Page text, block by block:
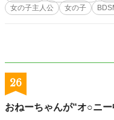
女の子主人公
女の子
26
おねーちゃんが“オ○ニ